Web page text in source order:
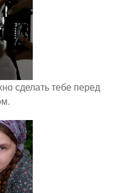
сделать тебе перед